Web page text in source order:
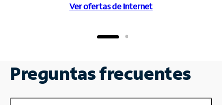
Ver ofertas de Internet
Preguntas frecuentes